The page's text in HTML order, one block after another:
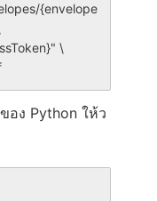
{envelope
\
ของ Python ให้ว